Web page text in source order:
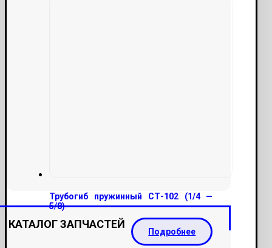
Трубогиб пружинный СТ-102 (1/4 —
5/8)
Подробнее
КАТАЛОГ ЗАПЧАСТЕЙ